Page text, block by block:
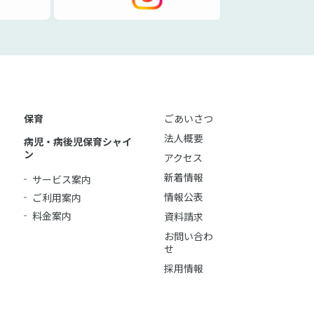
保育
病児・病後児保育シャイ
ン
サービス案内
ご利用案内
料金案内
ごあいさつ
法人概要
アクセス
新着情報
情報公表
資料請求
お問い合わ
せ
採用情報